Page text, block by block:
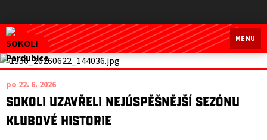
SOKOLI Pardubice
MENU
po 22. 6. 2026
SOKOLI uzavřeli nejúspěšnější sezónu
klubové historie